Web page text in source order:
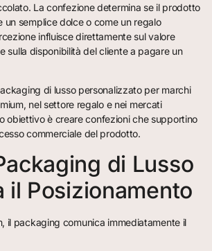
La confezione determina se il prodotto
un semplice dolce o come un regalo
influisce direttamente sul valore
sulla disponibilità del cliente a pagare un
di lusso personalizzato per marchi
nel settore regalo e nei mercati
obiettivo è creare confezioni che supportino
commerciale del prodotto.
di Lusso
il Posizionamento
il packaging comunica immediatamente il